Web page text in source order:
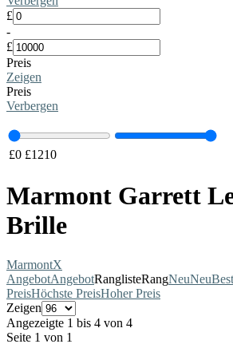
£
-
£
Preis
Zeigen
Preis
Verbergen
£0 £1210
Marmont Garrett
Brille
MarmontX
AngebotAngebotRanglisteRangNeuNeu
PreisHöchste PreisHoher Preis
Zeigen
Angezeigte 1 bis 4 von 4
Seite 1 von 1